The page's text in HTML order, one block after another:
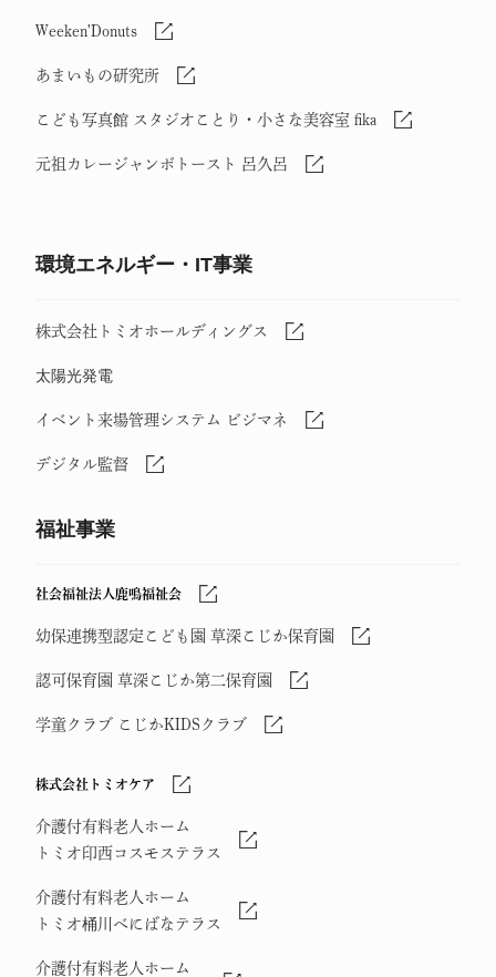
Weeken'Donuts
あまいもの研究所
こども写真館 スタジオことり・小さな美容室 fika
元祖カレージャンボトースト 呂久呂
環境エネルギー・IT事業
株式会社トミオホールディングス
太陽光発電
イベント来場管理システム ビジマネ
デジタル監督
福祉事業
社会福祉法人鹿鳴福祉会
幼保連携型認定こども園 草深こじか保育園
認可保育園 草深こじか第二保育園
学童クラブ こじかKIDSクラブ
株式会社トミオケア
介護付有料老人ホーム
トミオ印西コスモステラス
介護付有料老人ホーム
トミオ桶川べにばなテラス
介護付有料老人ホーム